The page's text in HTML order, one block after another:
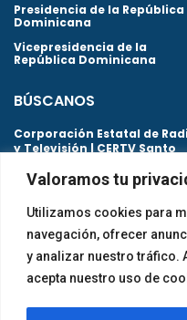
Valoramos tu
Utilizamos cookies para
navegación, ofrecer
y analizar nuestro tráfico.
acepta nuestro uso de
Presidencia de la República
Dominicana
Vicepresidencia de la
República Dominicana
BÚSCANOS
Corporación Estatal de
y Televisión | CERTV Santo
Dominicana
Certificaciones obtenidas